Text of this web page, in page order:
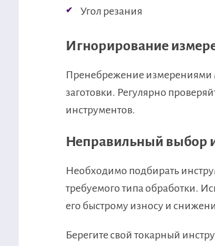
Угол резания
Игнорирование
Пренебрежение измерениями
заготовки. Регулярно
инструментов.
Неправильный выбор
Необходимо подбирать
требуемого типа обработки.
его быстрому износу и
Берегите свой токарный